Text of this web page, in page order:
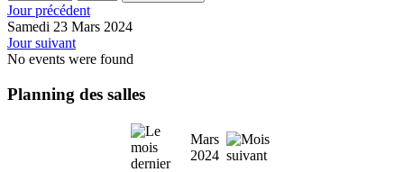
Jour précédent
Samedi 23 Mars 2024
Jour suivant
No events were found
Planning des salles
Mars
2024